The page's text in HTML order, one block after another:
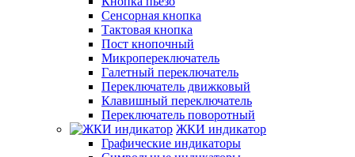
Сенсорная кнопка
Тактовая кнопка
Пост кнопочный
Микропереключатель
Галетный переключатель
Переключатель движковый
Клавишный переключатель
Переключатель поворотный
ЖКИ индикатор
Графические индикаторы